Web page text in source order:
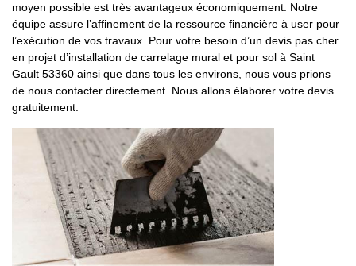
moyen possible est très avantageux économiquement. Notre
équipe assure l’affinement de la ressource financière à user pour
l’exécution de vos travaux. Pour votre besoin d’un devis pas cher
en projet d’installation de carrelage mural et pour sol à Saint
Gault 53360 ainsi que dans tous les environs, nous vous prions
de nous contacter directement. Nous allons élaborer votre devis
gratuitement.